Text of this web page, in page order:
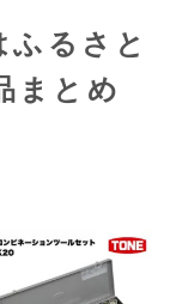
るさと
まとめ